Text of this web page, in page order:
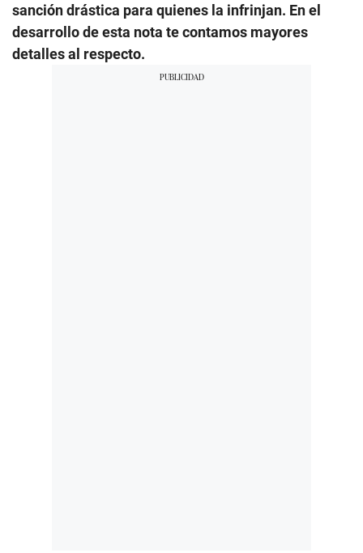
sanción drástica para quienes la infrinjan. En el
desarrollo de esta nota te contamos mayores
detalles al respecto.